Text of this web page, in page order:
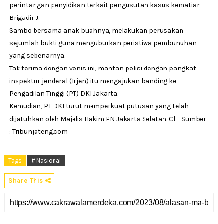
perintangan penyidikan terkait pengusutan kasus kematian
Brigadir J.
Sambo bersama anak buahnya, melakukan perusakan
sejumlah bukti guna menguburkan peristiwa pembunuhan
yang sebenarnya.
Tak terima dengan vonis ini, mantan polisi dengan pangkat
inspektur jenderal (Irjen) itu mengajukan banding ke
Pengadilan Tinggi (PT) DKI Jakarta.
Kemudian, PT DKI turut memperkuat putusan yang telah
dijatuhkan oleh Majelis Hakim PN Jakarta Selatan. Cl – Sumber
: Tribunjateng.com
Tags # Nasional
Share This